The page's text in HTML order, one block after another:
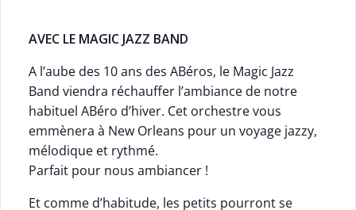
AVEC LE MAGIC JAZZ BAND
A l’aube des 10 ans des ABéros, le Magic Jazz
Band viendra réchauffer l’ambiance de notre
habituel ABéro d’hiver. Cet orchestre vous
emmènera à New Orleans pour un voyage jazzy,
mélodique et rythmé.
Parfait pour nous ambiancer !
Et comme d’habitude, les petits pourront se